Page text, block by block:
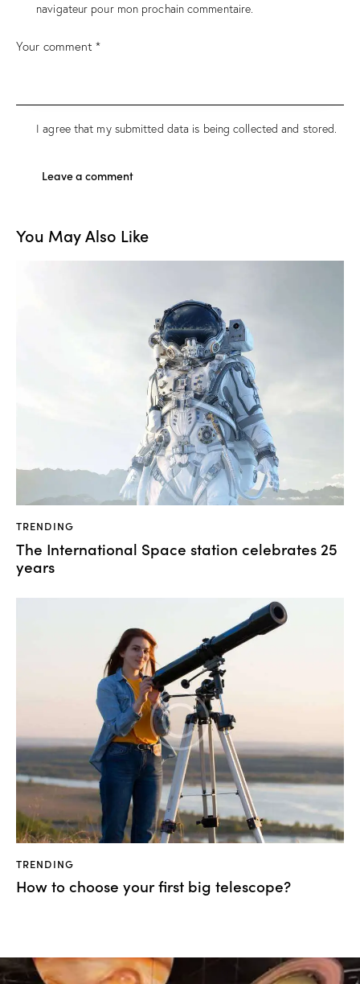
navigateur pour mon prochain commentaire.
I agree that my submitted data is beingcollected and stored.
You May Also Like
TRENDING
The International Space station celebrates 25
years
TRENDING
How to choose your first big telescope?